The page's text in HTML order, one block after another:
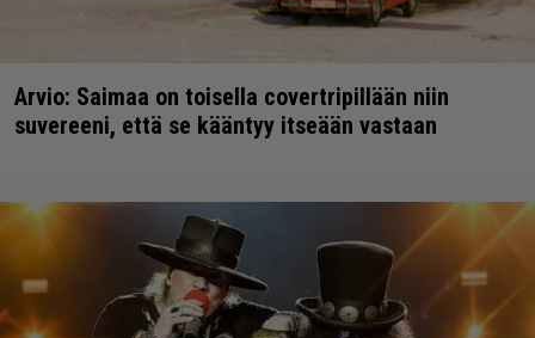
Arvio: Saimaa on toisella covertripillään niin
suvereeni, että se kääntyy itseään vastaan